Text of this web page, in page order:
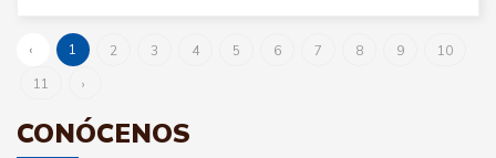
‹ 1 2 3 4 5 6 7 8 9
10
11
›
CONÓCENOS